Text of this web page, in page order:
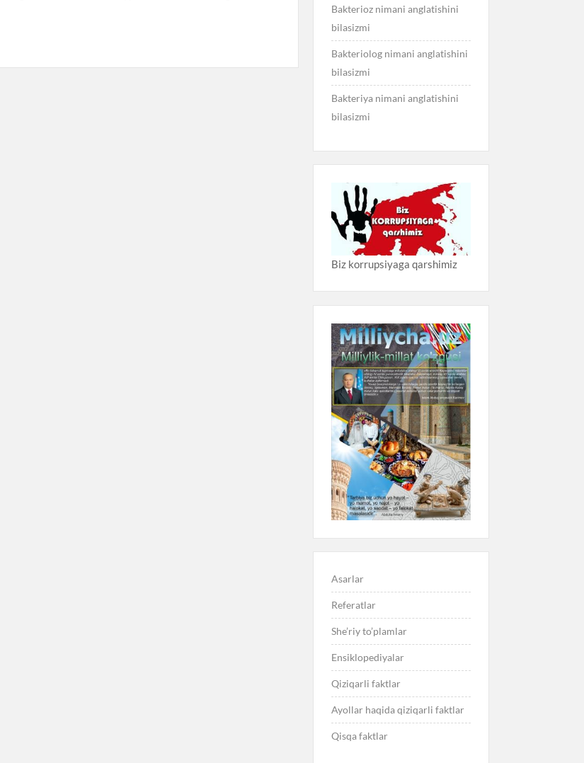
Bakterioz nimani anglatishini
bilasizmi
Bakteriolog nimani anglatishini
bilasizmi
Bakteriya nimani anglatishini
bilasizmi
Biz korrupsiyaga qarshimiz
Asarlar
Referatlar
She’riy to’plamlar
Ensiklopediyalar
Qiziqarli faktlar
Ayollar haqida qiziqarli faktlar
Qisqa faktlar